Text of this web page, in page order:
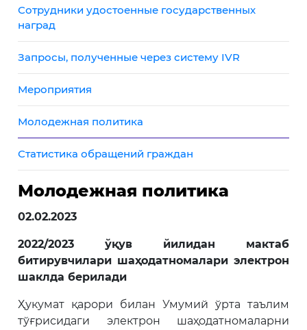
Сотрудники удостоенные государственных
наград
Запросы, полученные через систему IVR
Мероприятия
Молодежная политика
Статистика обращений граждан
Молодежная политика
02.02.2023
2022/2023 ўқув йилидан мактаб
битирувчилари шаҳодатномалари электрон
шаклда берилади
Ҳукумат қарори билан Умумий ўрта таълим
тўғрисидаги электрон шаҳодатномаларни